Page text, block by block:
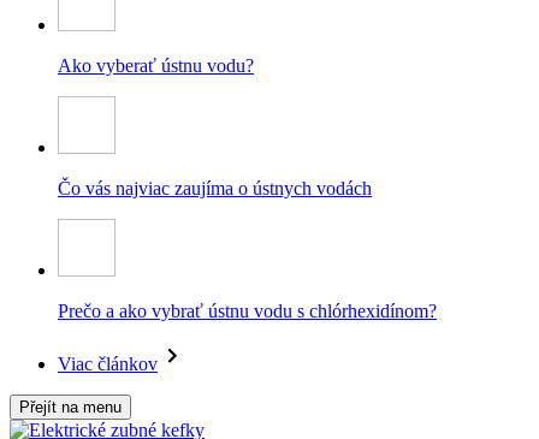
Ako vyberať ústnu vodu?
Čo vás najviac zaujíma o ústnych vodách
Prečo a ako vybrať ústnu vodu s chlórhexidínom?
Viac článkov
Přejít na menu